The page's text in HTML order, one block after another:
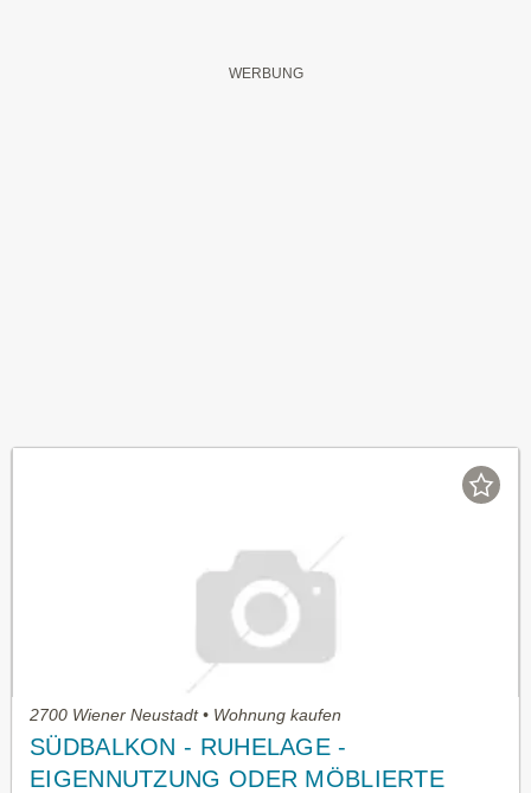
2700 Wiener Neustadt • Wohnung kaufen
SÜDBALKON - RUHELAGE -
EIGENNUTZUNG ODER MÖBLIERTE